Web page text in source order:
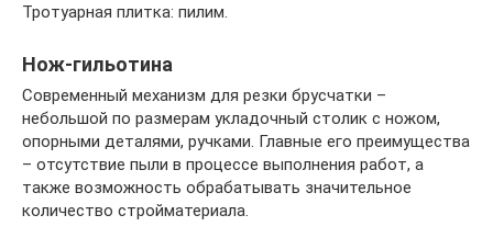
Тротуарная плитка: пилим.
Нож-гильотина
Современный механизм для резки брусчатки –
небольшой по размерам укладочный столик с ножом,
опорными деталями, ручками. Главные его преимущества
– отсутствие пыли в процессе выполнения работ, а
также возможность обрабатывать значительное
количество стройматериала.